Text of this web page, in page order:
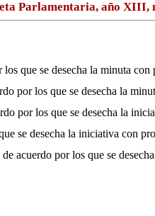
Parlamentaria, año XIII,
que se desecha la minuta
por los que se desecha la
por los que se desecha la
se desecha la iniciativa con
acuerdo por los que se